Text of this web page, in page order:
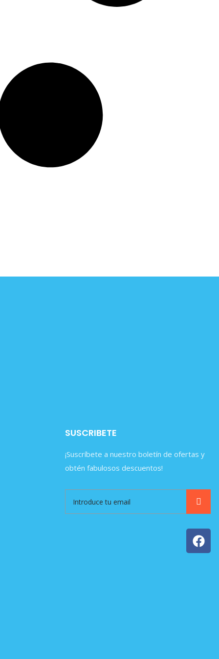
SUSCRIBETE
¡Suscríbete a nuestro boletín de ofertas y
obtén fabulosos descuentos!